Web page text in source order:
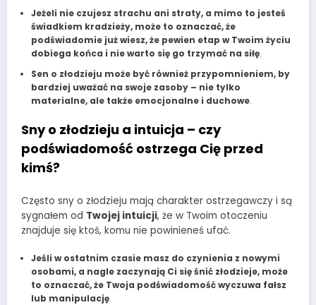
Jeżeli nie czujesz strachu ani straty, a mimo to jesteś
świadkiem kradzieży, może to oznaczać, że
podświadomie już wiesz, że pewien etap w Twoim życiu
dobiega końca i nie warto się go trzymać na siłę.
Sen o złodzieju może być również przypomnieniem, by
bardziej uważać na swoje zasoby – nie tylko
materialne, ale także emocjonalne i duchowe.
Sny o złodzieju a intuicja – czy
podświadomość ostrzega Cię przed
kimś?
Często sny o złodzieju mają charakter ostrzegawczy i są
sygnałem od Twojej intuicji, że w Twoim otoczeniu
znajduje się ktoś, komu nie powinieneś ufać.
Jeśli w ostatnim czasie masz do czynienia z nowymi
osobami, a nagle zaczynają Ci się śnić złodzieje, może
to oznaczać, że Twoja podświadomość wyczuwa fałsz
lub manipulację.